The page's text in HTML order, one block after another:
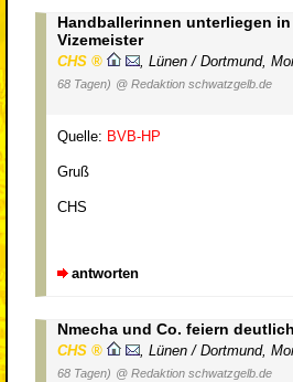
Handballerinnen unterliegen
Vizemeister
CHS Lünen / Dortmund,
68 Tagen) @ Redaktion schwatzgelb.de
Quelle: BVB-HP
Gruß
CHS
antworten
Nmecha und Co. feiern
CHS , Lünen / Dortmund,
68 Tagen) @ Redaktion schwatzgelb.de